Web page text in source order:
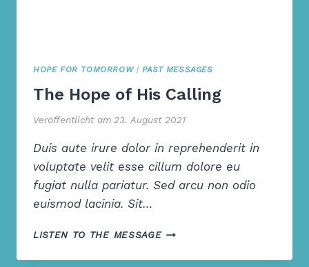
HOPE FOR TOMORROW| PAST MESSAGES
The Hope of His Calling
Veröffentlicht am 23. August 2021
Duis aute irure dolor in reprehenderit in
voluptate velit esse cillum dolore eu
fugiat nulla pariatur. Sed arcu non odio
euismod lacinia. Sit…
LISTEN TO THE MESSAGETHE
OF